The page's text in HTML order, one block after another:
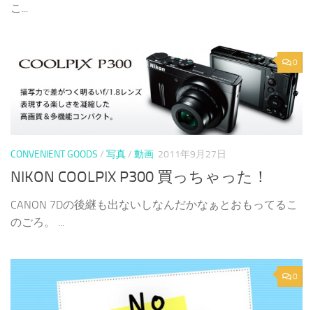
こ...
0
CONVENIENT GOODS / 写真/ 動画 2011年9月27日
NIKON COOLPIX P300 買っちゃった！
CANON 7Dの後継も出ないしなんだかなぁとおもってるこ
のごろ。 ...
0